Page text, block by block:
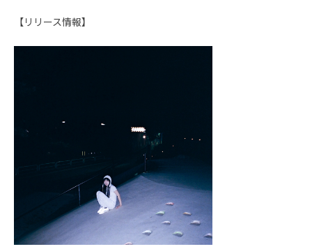
【リリース情報】